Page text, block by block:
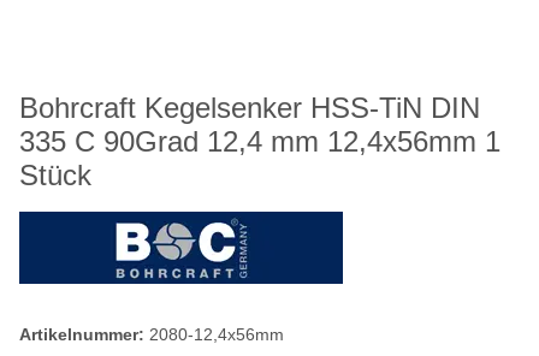
Bohrcraft Kegelsenker HSS-TiN DIN
335 C 90Grad 12,4 mm 12,4x56mm 1
Stück
Artikelnummer: 2080-12,4x56mm